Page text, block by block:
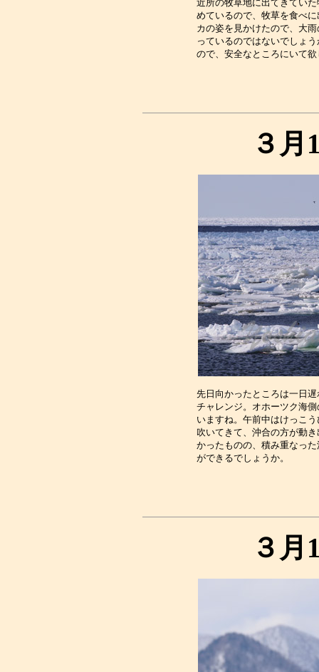
近所の牧草地に出てきてい
めているので、牧草を食べ
カの姿を見かけたので、大
っているのではないでしょ
３月
先日向かったところは一日
チャレンジ。オホーツク海
いますね。午前中はけっこ
吹いてきて、沖合の方が動
かったものの、積み重なっ
３月